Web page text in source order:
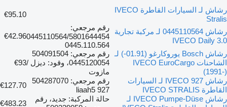
رشاش لـ السيارات القاطرة IVECO
Stralis
€95.10
رشاش 0445110564 لـ مركبة تجارية
IVECO Daily 3.0
رقم مرجعي:
0445110564/5801644454
0445.110.564
€42.96
رشاش Bosch يوروكارغو (01.91-) لـ
الشاحنات IVECO EuroCargo
(1991-)
رقم مرجعي: 504091504
0445120054، وقود: ديزل /
مازوت
€93
رشاش IVECO 927 لـ السيارات
القاطرة IVECO STRALIS
رقم مرجعي: 504287070
927 liaah5
€127.70
رشاش IVECO Pumpe-Düse لـ
حالة المركبة: جديد، رقم
€483.23